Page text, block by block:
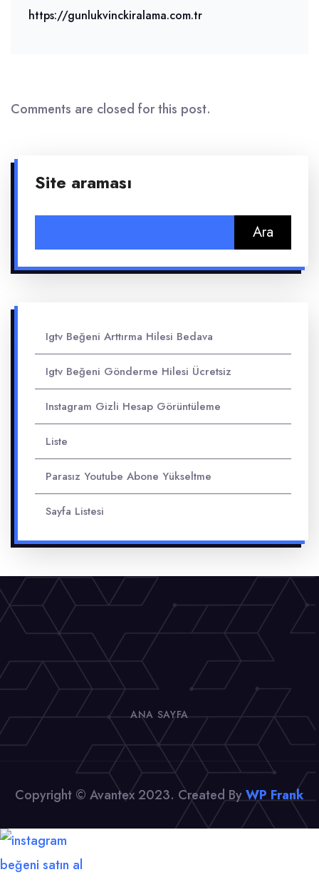
https://gunlukvinckiralama.com.tr
Comments are closed for this post.
Site araması
Igtv Beğeni Arttırma Hilesi Bedava
Igtv Beğeni Gönderme Hilesi Ücretsiz
Instagram Gizli Hesap Görüntüleme
Liste
Parasız Youtube Abone Yükseltme
Sayfa Listesi
ANA SAYFA
Copyright © Avantex 2023. Created ByWP Frank